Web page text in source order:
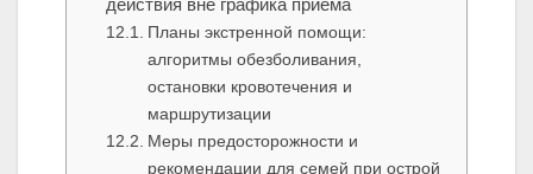
действия вне графика приёма
Планы экстренной помощи:
алгоритмы обезболивания,
остановки кровотечения и
маршрутизации
Меры предосторожности и
рекомендации для семей при острой